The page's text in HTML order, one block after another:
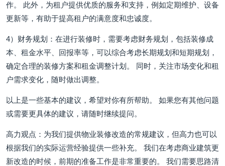
作。 此外，为租户提供优质的服务和支持，例如定期维护、设备
更新等，有助于提高租户的满意度和忠诚度。
4）财务规划：在进行装修时，需要考虑财务规划，包括装修成
本、租金水平、回报率等，可以综合考虑长期规划和短期规划，
确定合理的装修方案和租金调整计划。 同时，关注市场变化和租
户需求变化，随时做出调整。
以上是一些基本的建议，希望对你有所帮助。 如果您有其他问题
或需要更具体的建议，请随时继续提问。
高力观点：为我们提供物业装修改造的常规建议，但高力也可以
根据我们的实际运营经验提供一些补充。 我们在考虑商业建筑更
新改造的时候，前期的准备工作是非常重要的。 我们需要思路清